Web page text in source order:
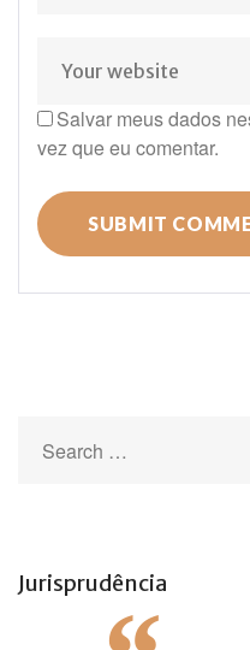
Salvar meus dados
vez que eu comentar.
Jurisprudência